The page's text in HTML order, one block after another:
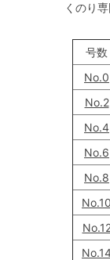
くのり
号数
No.0
No.2
No.4
No.6
No.8
No.10